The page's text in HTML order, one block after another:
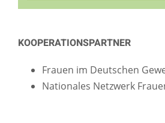
KOOPERATIONSPARTNER
Frauen im Deutschen
Nationales Netzwerk